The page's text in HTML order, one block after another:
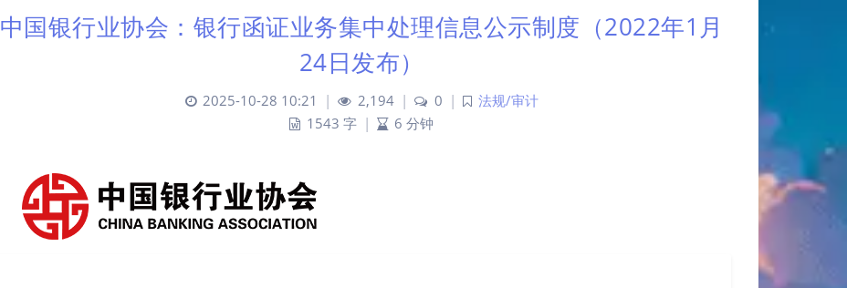
中国银行业协会：银行函证业务集中处理信息公示制度（2022年1月
24日发布）
2025-10-28 10:21 | 2,194 | 0 |
法规/审计
1543 字 | 6 分钟